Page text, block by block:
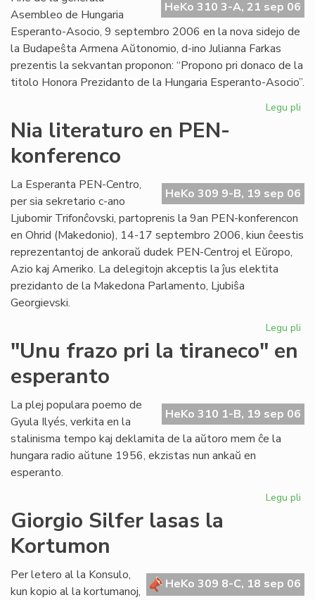
HeKo 310 3-A, 21 sep 06
Asembleo de Hungaria
Esperanto-Asocio, 9 septembro 2006 en la nova sidejo de
la Budapeŝta Armena Aŭtonomio, d-ino Julianna Farkas
prezentis la sekvantan proponon: “Propono pri donaco de la
titolo Honora Prezidanto de la Hungaria Esperanto-Asocio”.
Legu pli
Nia literaturo en PEN-
konferenco
HeKo 309 9-B, 19 sep 06
La Esperanta PEN-Centro,
per sia sekretario c-ano
Ljubomir Trifonĉovski, partoprenis la 9an PEN-konferencon
en Ohrid (Makedonio), 14-17 septembro 2006, kiun ĉeestis
reprezentantoj de ankoraŭ dudek PEN-Centroj el Eŭropo,
Azio kaj Ameriko. La delegitojn akceptis la ĵus elektita
prezidanto de la Makedona Parlamento, Ljubiŝa
Georgievski.
Legu pli
"Unu frazo pri la tiraneco" en
esperanto
HeKo 310 1-B, 19 sep 06
La plej populara poemo de
Gyula Ilyés, verkita en la
stalinisma tempo kaj deklamita de la aŭtoro mem ĉe la
hungara radio aŭtune 1956, ekzistas nun ankaŭ en
esperanto.
Legu pli
Giorgio Silfer lasas la
Kortumon
HeKo 309 8-C, 18 sep 06
Per letero al la Konsulo,
kun kopio al la kortumanoj,